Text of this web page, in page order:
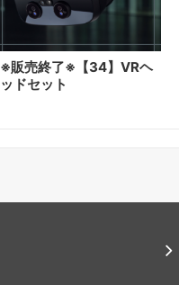
※販売終了※【34】VRヘ
ッドセット